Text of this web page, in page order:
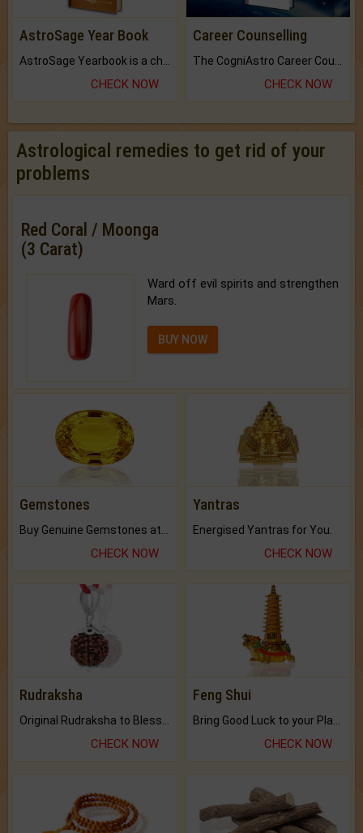
AstroSage Year Book
CHECK NOW
Career Counselling
CHECK NOW
Astrological remedies to get rid of your
problems
Red Coral / Moonga
(3 Carat)
Ward off evil spirits and strengthen
Mars.
BUY NOW
Gemstones
CHECK NOW
Yantras
Energised Yantras for You.
CHECK NOW
Rudraksha
CHECK NOW
Feng Shui
CHECK NOW